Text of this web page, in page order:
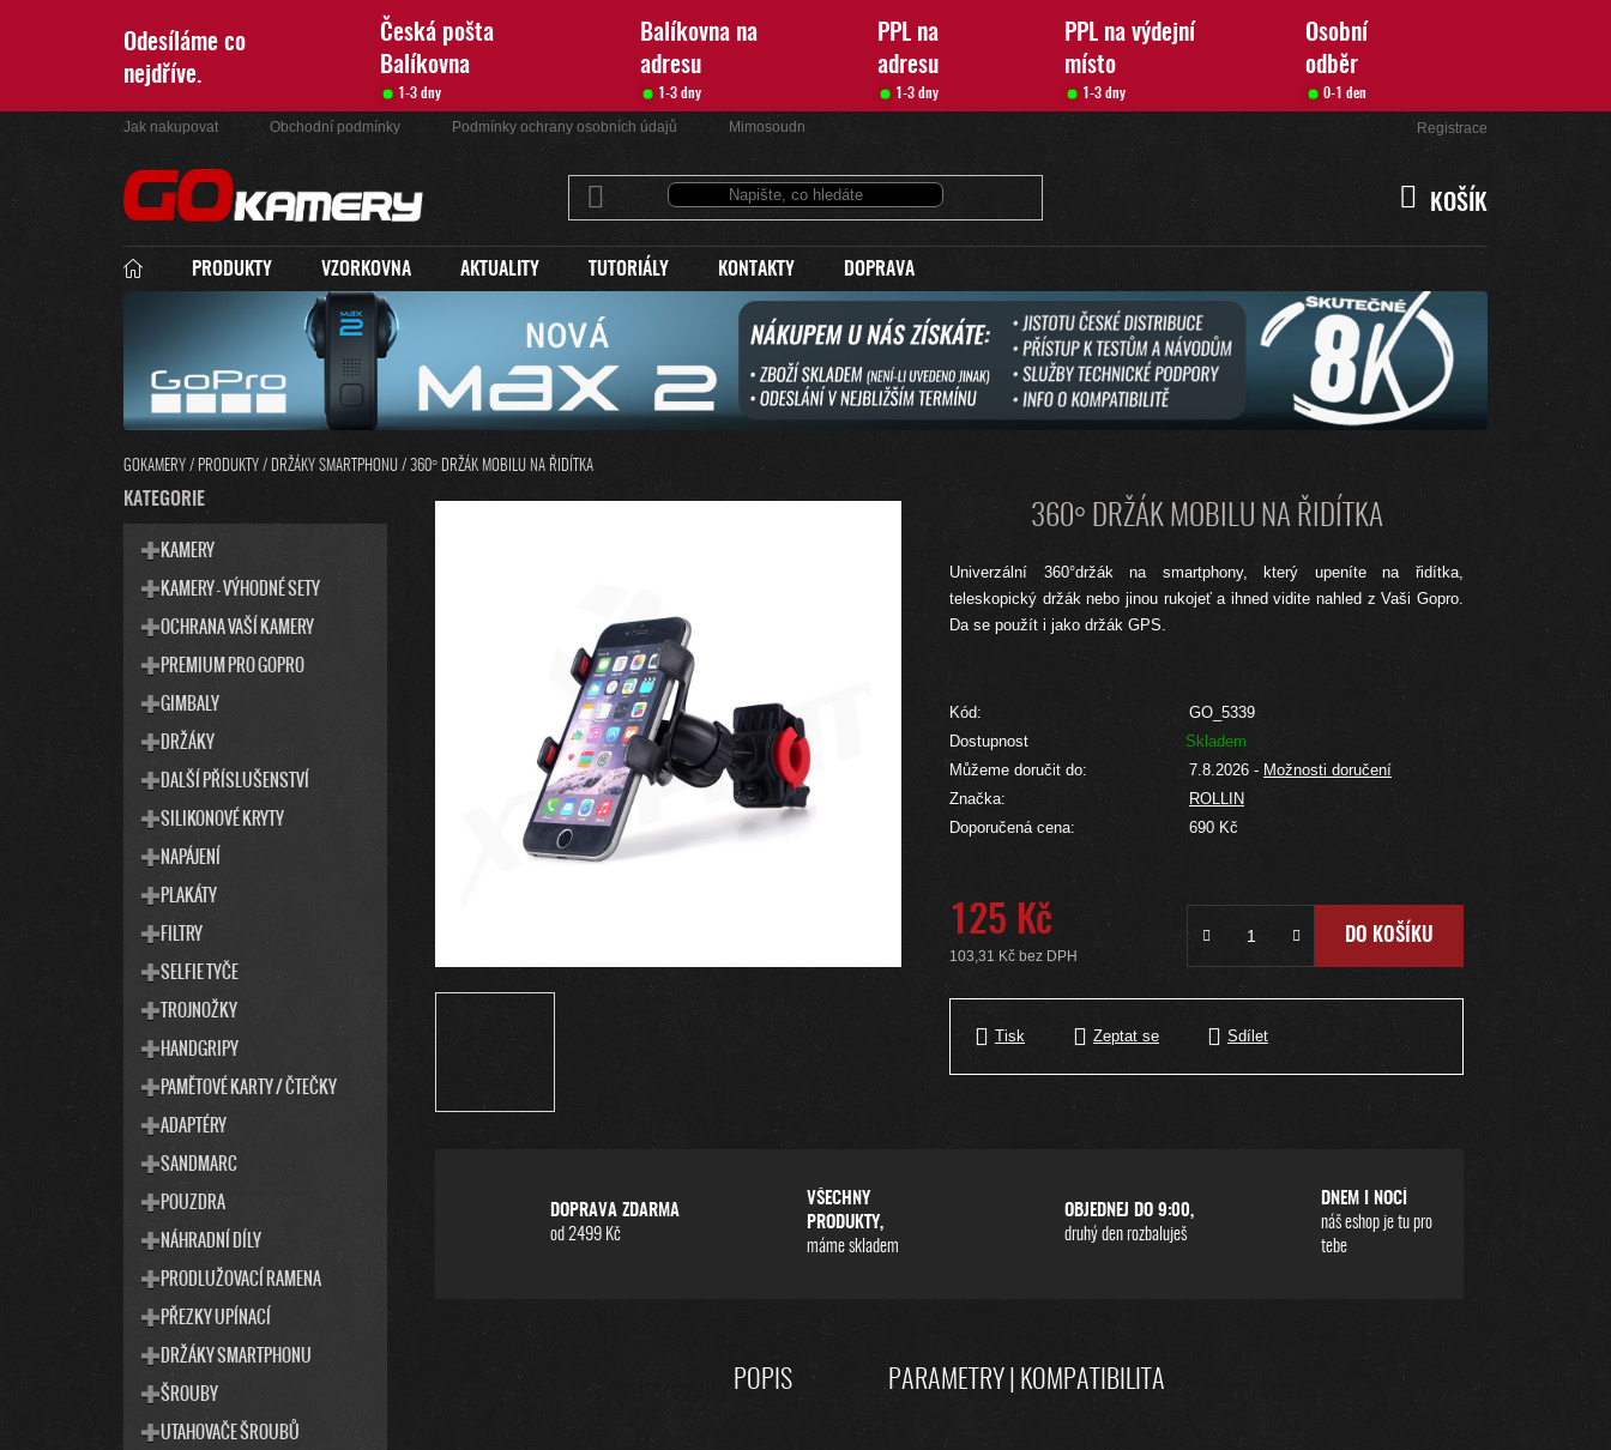
Odesíláme co
nejdříve.
Česká pošta
Balíkovna
Balíkovna na
adresu
PPL na
adresu
PPL na výdejní
místo
Osobní
odběr
1-3 dny 1-3 dny 1-3 dny 1-3 dny 0-1 den
Jak nakupovat Obchodní podmínky Podmínky ochrany osobních údajů Mimosoudní řešení sporů Registrace
KOŠÍK
KOŠÍK
PRODUKTY VZORKOVNA AKTUALITY TUTORIÁLY KONTAKTY DOPRAVA
GOKAMERY / PRODUKTY / DRŽÁKY SMARTPHONU / 360° DRŽÁK MOBILU NA ŘIDÍTKA
P
O
PŘESKOČIT
KATEGORIE
K
A
KATEGORIE
KAMERY
KAMERY - VÝHODNÉ SETY
OCHRANA VAŠÍ KAMERY
PREMIUM PRO GOPRO
GIMBALY
DRŽÁKY
DALŠÍ PŘÍSLUŠENSTVÍ
SILIKONOVÉ KRYTY
NAPÁJENÍ
PLAKÁTY
FILTRY
SELFIE TYČE
TROJNOŽKY
HANDGRIPY
PAMĚTOVÉ KARTY / ČTEČKY
ADAPTÉRY
SANDMARC
POUZDRA
NÁHRADNÍ DÍLY
PRODLUŽOVACÍ RAMENA
PŘEZKY UPÍNACÍ
DRŽÁKY SMARTPHONU
ŠROUBY
UTAHOVAČE ŠROUBŮ
360° DRŽÁK MOBILU NA ŘIDÍTKA
Univerzální 360°držák na smartphony, který upeníte na řidítka,
teleskopický držák nebo jinou rukojeť a ihned vidite nahled z Vaši Gopro.
Da se použít i jako držák GPS.
Kód:
GO_5339
Dostupnost
Skladem
Můžeme doručit do:
7.8.2026 - Možnosti doručení
Značka:
ROLLIN
Doporučená cena:
690 Kč
125 Kč
103,31 Kč bez DPH
Měrná cena:
DO KOŠÍKU
Tisk Zeptat se Sdílet
DOPRAVA ZDARMA
od 2499 Kč
VŠECHNY
PRODUKTY,
máme skladem
OBJEDNEJ DO 9:00,
druhý den rozbaluješ
DNEM I NOCÍ
náš eshop je tu pro
tebe
POPIS PARAMETRY | KOMPATIBILITA